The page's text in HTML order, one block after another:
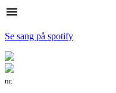
menu
Se sang på spotify
nr.